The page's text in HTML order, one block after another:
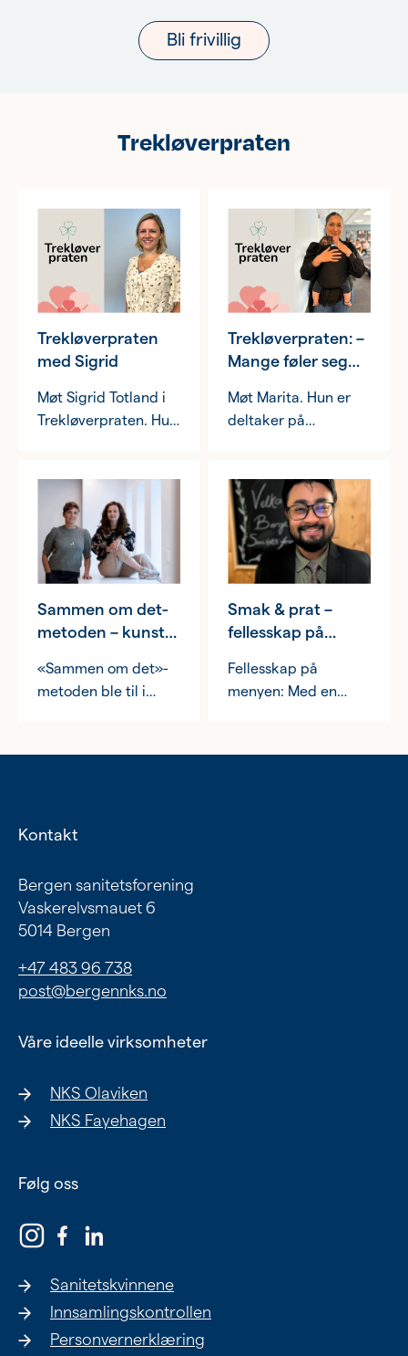
Bli frivillig
Trekløverpraten
Trekløverpraten
med Sigrid
Møt Sigrid Totland i
Trekløverpraten. Hun
kvinnehelse og
inkludering hos oss.
Trekløverpraten: –
Mange føler seg
svangerskapet og
som nybakt
Møt Marita. Hun er
deltaker på
først oppdaget
Gravidkafé på
Facebook, trodde
hun det var spam –
men heldigvis for
oss tok hun sjansen!
Sammen om det-
metoden – kunst
personer med
demens
«Sammen om det»-
metoden ble til i
satsing på
en arena der
delta kulturlivet.
Smak & prat –
fellesskap på
Fellesskap på
menyen: Med en
er Kazi perfekt
Kontakt
Bergen sanitetsforening
Vaskerelvsmauet 6
5014 Bergen
+47 483 96 738
post@bergennks.no
Våre ideelle virksomheter
NKS Olaviken
NKS Fayehagen
Følg oss
Sanitetskvinnene
Innsamlingskontrollen
Personvernerklæring